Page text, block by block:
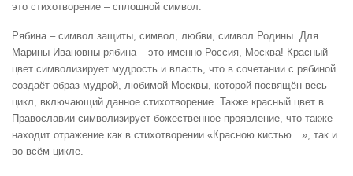
это стихотворение – сплошной символ.
Рябина – символ защиты, символ, любви, символ Родины. Для
Марины Ивановны рябина – это именно Россия, Москва! Красный
цвет символизирует мудрость и власть, что в сочетании с рябиной
создаёт образ мудрой, любимой Москвы, которой посвящён весь
цикл, включающий данное стихотворение. Также красный цвет в
Православии символизирует божественное проявление, что также
находит отражение как в стихотворении «Красною кистью…», так и
во всём цикле.